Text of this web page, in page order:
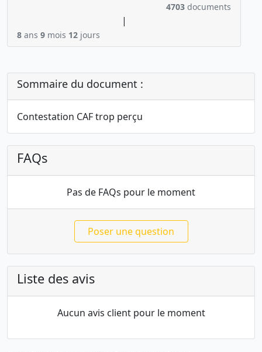
4703 documents
|
8 ans 9 mois 12 jours
Sommaire du document :
Contestation CAF trop perçu
FAQs
Pas de FAQs pour le moment
Poser une question
Liste des avis
Aucun avis client pour le moment